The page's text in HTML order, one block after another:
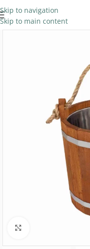
Skip to navigation
Skip to main content